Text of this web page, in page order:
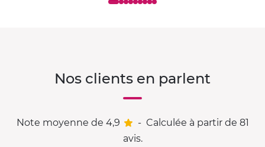
Nos clients en parlent
Note moyenne de 4,9 - Calculée à partir de 81
avis.